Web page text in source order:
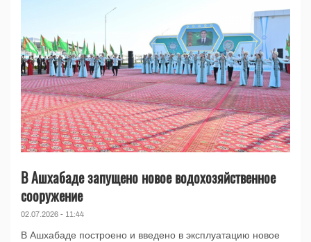
В Ашхабаде запущено новое водохозяйственное
сооружение
02.07.2026 - 11:44
В Ашхабаде построено и введено в эксплуатацию новое